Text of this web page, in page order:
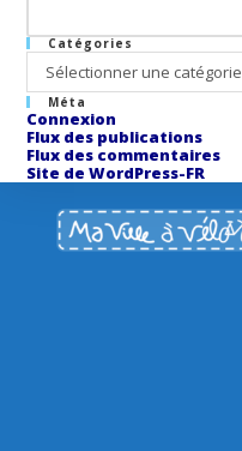
Catégories
Catégories
Sélectionner une catégorie
Méta
Connexion
Flux des publications
Flux des commentaires
Site de WordPress-FR